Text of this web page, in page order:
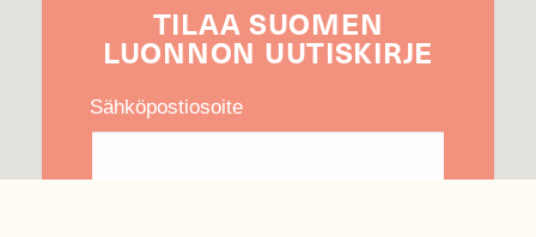
TILAA SUOMEN
LUONNON UUTIS­KIRJE
Sähköpostiosoite